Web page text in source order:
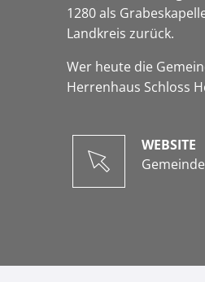
1280 als
Landkreis zurück.
Wer heute die
Herrenhaus Schloss
WEBSITE